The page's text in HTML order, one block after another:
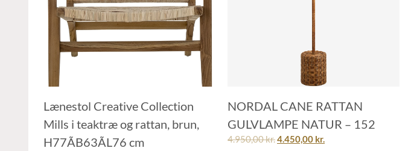
Lænestol Creative Collection
Mills i teaktræ og rattan, brun,
H77ÃB63ÃL76 cm
NORDAL CANE RATTAN
GULVLAMPE NATUR – 152
4.950,00kr.4.450,00 kr.